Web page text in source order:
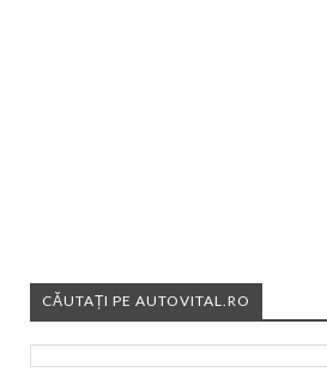
CĂUTAȚI PE AUTOVITAL.RO